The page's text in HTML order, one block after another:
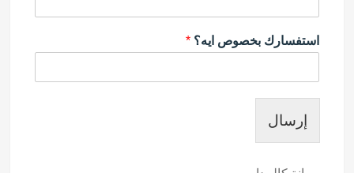
استفسارك بخصوص ايه؟ *
إرسال